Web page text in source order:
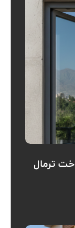
ترمال